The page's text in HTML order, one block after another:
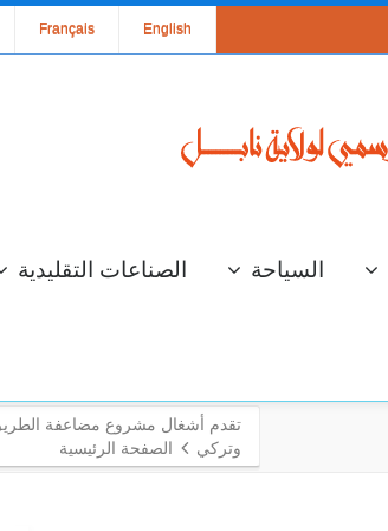
Français English
السياحة الصناعات التقليدية
وتركي
الصفحة الرئيسية